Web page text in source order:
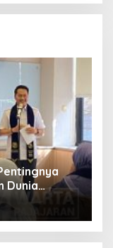
Dunia